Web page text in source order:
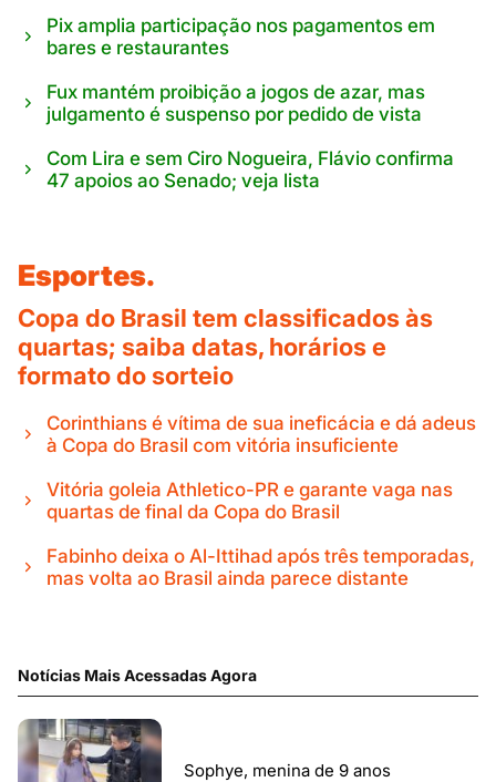
Pix amplia participação nos pagamentos em
bares e restaurantes
Fux mantém proibição a jogos de azar, mas
julgamento é suspenso por pedido de vista
Com Lira e sem Ciro Nogueira, Flávio confirma
47 apoios ao Senado; veja lista
Esportes.
Copa do Brasil tem classificados às
quartas; saiba datas, horários e
formato do sorteio
Corinthians é vítima de sua ineficácia e dá adeus
à Copa do Brasil com vitória insuficiente
Vitória goleia Athletico-PR e garante vaga nas
quartas de final da Copa do Brasil
Fabinho deixa o Al-Ittihad após três temporadas,
mas volta ao Brasil ainda parece distante
Notícias Mais Acessadas Agora
Sophye, menina de 9 anos